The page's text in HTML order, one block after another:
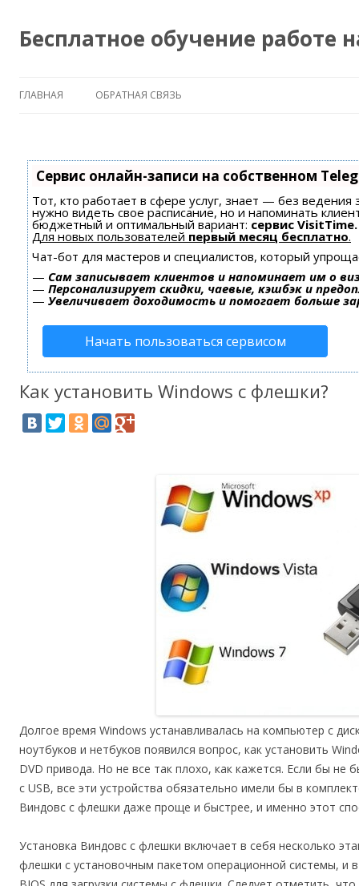
Бесплатное обучение работе
ГЛАВНАЯ ОБРАТНАЯ СВЯЗЬ
Сервис онлайн-записи на собственном
Тот, кто работает в сфере услуг, знает — без ведения
нужно видеть свое расписание, но и напоминать
бюджетный и оптимальный вариант: сервис VisitTime.
Для новых пользователей первый месяц бесплатно.
Чат-бот для мастеров и специалистов, который
— Сам записывает клиентов и напоминает им о
— Персонализирует скидки, чаевые, кэшбэк и
— Увеличивает доходимость и помогает больше
Начать пользоваться сервисом
Как установить Windows c флешки?
Долгое время Windows устанавливалась на компьютер с
ноутбуков и нетбуков появился вопрос, как установить
DVD привода. Но не все так плохо, как кажется. Если бы не
с USB, все эти устройства обязательно имели бы в
Виндовс с флешки даже проще и быстрее, и именно этот
Установка Виндовс с флешки включает в себя несколько
флешки с установочным пакетом операционной системы, и